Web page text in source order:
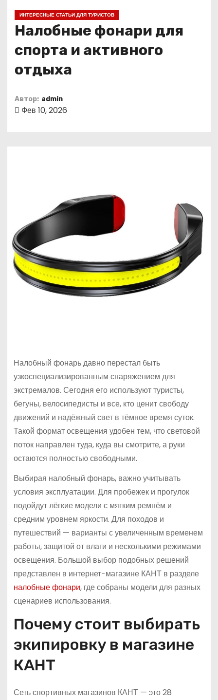
ИНТЕРЕСНЫЕ СТАТЬИ ДЛЯ ТУРИСТОВ
Налобные фонари для
спорта и активного
отдыха
Автор: admin
Фев 10, 2026
Налобный фонарь давно перестал быть
узкоспециализированным снаряжением для
экстремалов. Сегодня его используют туристы,
бегуны, велосипедисты и все, кто ценит свободу
движений и надёжный свет в тёмное время суток.
Такой формат освещения удобен тем, что световой
поток направлен туда, куда вы смотрите, а руки
остаются полностью свободными.
Выбирая налобный фонарь, важно учитывать
условия эксплуатации. Для пробежек и прогулок
подойдут лёгкие модели с мягким ремнём и
средним уровнем яркости. Для походов и
путешествий — варианты с увеличенным временем
работы, защитой от влаги и несколькими режимами
освещения. Большой выбор подобных решений
представлен в интернет-магазине КАНТ в разделе
налобные фонари, где собраны модели для разных
сценариев использования.
Почему стоит выбирать
экипировку в магазине
КАНТ
Сеть спортивных магазинов КАНТ — это 28